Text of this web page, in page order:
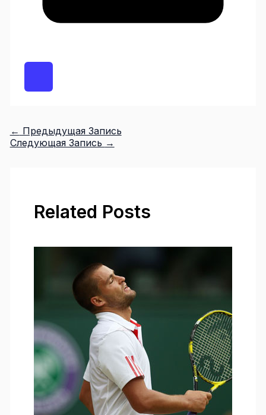
← Предыдущая Запись
Следующая Запись →
Related Posts